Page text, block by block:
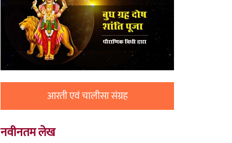
आरती एवं चालीसा संग्रह
नवीनतम लेख